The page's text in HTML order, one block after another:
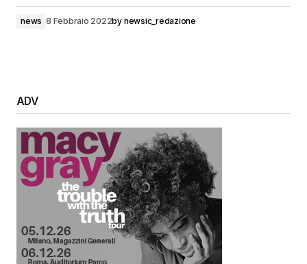
news 8 Febbraio 2022by newsic_redazione
ADV